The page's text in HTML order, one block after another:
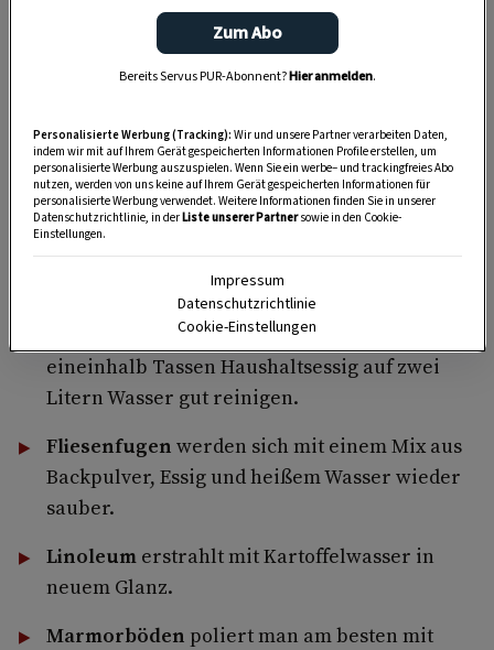
Reicht Kehren oder Staubsaugen nicht aus,
helfen diese Hausmittel. Die Wahl desrichtigen
Reinigungsmittels
lassen sich mit einer Mixtur aus
zweieinhalb Tassen Pflanzenöl (Leinöl für
helle Böden, Olivenöl für dunkle Böden) und
eineinhalb Tassen Haushaltsessig auf zwei
Litern Wasser gut reinigen.
Fliesenfugen werden sich mit einem Mix aus
Backpulver, Essig und heißem Wasser wieder
sauber.
Linoleumerstrahlt mit Kartoffelwasser in
neuem Glanz.
Marmorböden poliert man am besten mit
Zum Abo
Bereits Servus PUR-Abonnent?Hier anmelden.
Personalisierte Werbung (Tracking): Wir und unsere Partner verarbeiten Daten,
indem wir mit auf Ihrem Gerät gespeicherten Informationen Profile erstellen, um
personalisierte Werbung auszuspielen. Wenn Sie ein werbe– und trackingfreies Abo
nutzen, werden von uns keine auf Ihrem Gerät gespeicherten Informationen für
personalisierte Werbung verwendet. Weitere Informationen finden Sie in unserer
Datenschutzrichtlinie, in derListe unserer Partnersowie in den Cookie-
Einstellungen.
Impressum
Datenschutzrichtlinie
Cookie-Einstellungen